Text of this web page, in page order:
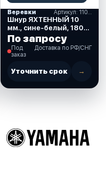
Веревки Артикул: 11067
Шнур ЯХТЕННЫЙ 10
мм., сине-белый, 1800
кг., 30 м., евромоток
(11067)
По запросу
Под
заказ
Доставка по РФ/СНГ
Уточнить срок →